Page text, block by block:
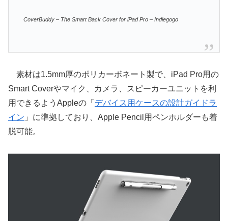
CoverBuddy – The Smart Back Cover for iPad Pro – Indiegogo
素材は1.5mm厚のポリカーボネート製で、iPad Pro用の
Smart Coverやマイク、カメラ、スピーカーユニットを利
用できるようAppleの「 デバイス用ケースの設計ガイドラ
イン 」に準拠しており、Apple Pencil用ペンホルダーも着
脱可能。